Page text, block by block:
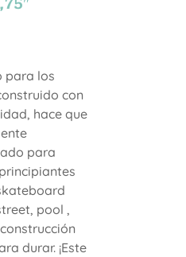
para los
con
hace que
para
pool ,
durar. ¡Este